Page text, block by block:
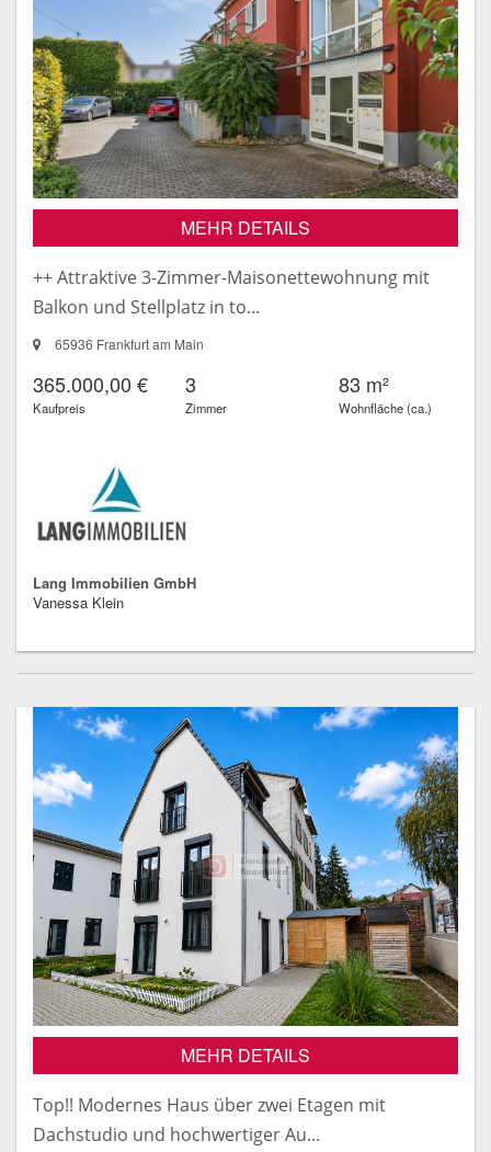
MEHR DETAILS
++ Attraktive 3-Zimmer-Maisonettewohnung mit
Balkon und Stellplatz in to...
65936 Frankfurt am Main
365.000,00 €
Kaufpreis
3
Zimmer
83 m²
Wohnfläche (ca.)
Lang Immobilien GmbH
Vanessa Klein
MEHR DETAILS
Top!! Modernes Haus über zwei Etagen mit
Dachstudio und hochwertiger Au...